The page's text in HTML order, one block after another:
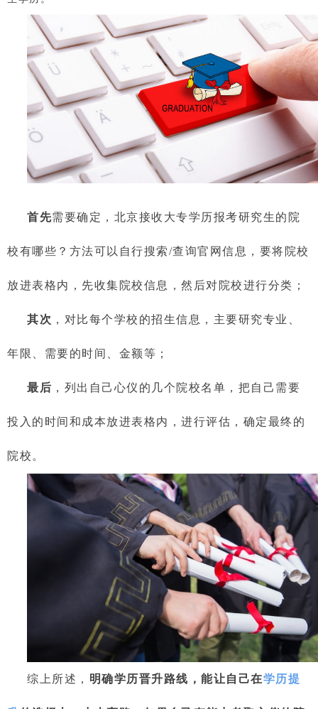
首先需要确定，北京接收大专学历报考研究生的院
校有哪些？方法可以自行搜索/查询官网信息，要将院校
放进表格内，先收集院校信息，然后对院校进行分类；
其次 ，对比每个学校的招生信息，主要研究专业、
年限、需要的时间、金额等；
最后 ，列出自己心仪的几个院校名单，把自己需要
投入的时间和成本放进表格内，进行评估，确定最终的
院校。
综上所述， 明确学历晋升路线，能让自己在学历提